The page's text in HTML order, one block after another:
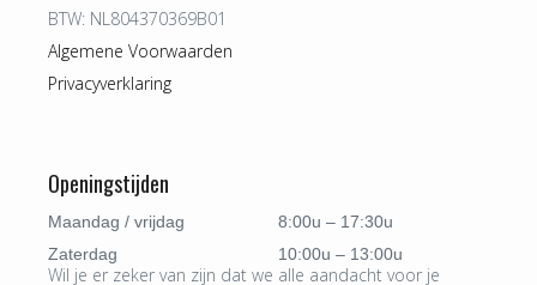
BTW: NL804370369B01
Algemene Voorwaarden
Privacyverklaring
Openingstijden
Maandag / vrijdag
8:00u – 17:30u
Zaterdag
10:00u – 13:00u
Wil je er zeker van zijn dat we alle aandacht voor je